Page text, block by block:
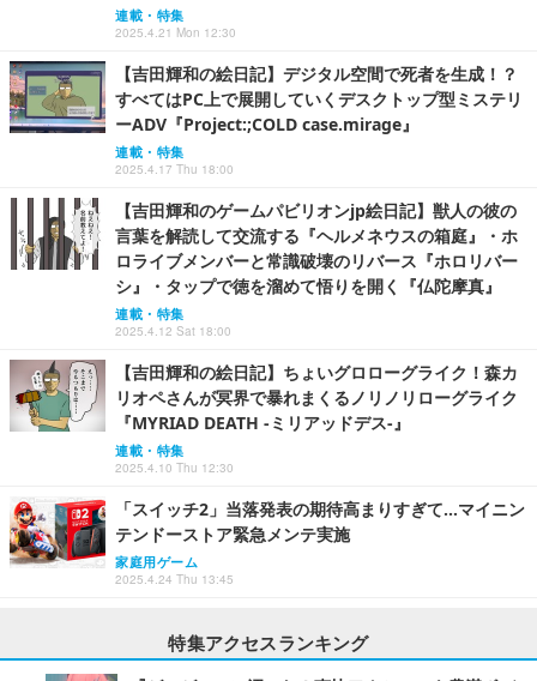
連載・特集
2025.4.21 Mon 12:30
【吉田輝和の絵日記】デジタル空間で死者を生成！？
すべてはPC上で展開していくデスクトップ型ミステリ
ーADV『Project:;COLD case.mirage』
連載・特集
2025.4.17 Thu 18:00
【吉田輝和のゲームパビリオンjp絵日記】獣人の彼の
言葉を解読して交流する『ヘルメネウスの箱庭』・ホ
ロライブメンバーと常識破壊のリバース『ホロリバー
シ』・タップで徳を溜めて悟りを開く『仏陀摩真』
連載・特集
2025.4.12 Sat 18:00
【吉田輝和の絵日記】ちょいグロローグライク！森カ
リオペさんが冥界で暴れまくるノリノリローグライク
『MYRIAD DEATH -ミリアッドデス-』
連載・特集
2025.4.10 Thu 12:30
「スイッチ2」当落発表の期待高まりすぎて…マイニン
テンドーストア緊急メンテ実施
家庭用ゲーム
2025.4.24 Thu 13:45
特集アクセスランキング